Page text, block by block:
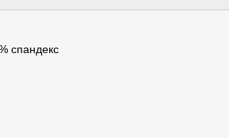
спандекс